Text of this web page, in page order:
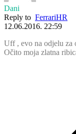
Dani
Reply to FerrariHR
12.06.2016. 22:59
Uff , evo na odjelu za
Očito moja zlatna